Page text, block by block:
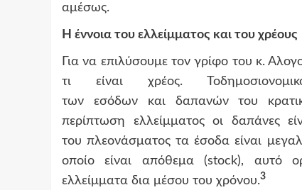
αμέσως.
Η έννοια του ελλείμματος και του χρέους
Για να επιλύσουμε τον γρίφο του κ.
τι είναι χρέος.
των εσόδων και δαπανών του
περίπτωση ελλείμματος οι δαπάνες
του πλεονάσματος τα έσοδα είναι
οποίο είναι απόθεμα (stock), αυτό
ελλείμματα δια μέσου του χρόνου.3